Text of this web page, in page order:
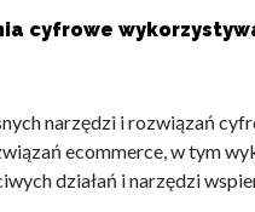
cyfrowe
narzędzi i rozwiązań
ecommerce, w tym
działań i narzędzi